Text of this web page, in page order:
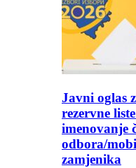
Javni oglas
rezervne
imenovanje
odbora/
zamjenika